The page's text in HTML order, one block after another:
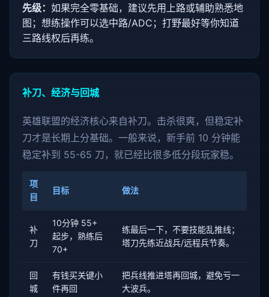
先级： 如果完全零基础，建议先用上路或辅助熟悉地
图；想练操作可以选中路/ADC；打野最好等你知道
三路线权后再练。
补刀、经济与回城
英雄联盟的经济核心来自补刀。击杀很爽，但稳定补
刀才是长期上分基础。一般来说，新手前 10 分钟能
稳定补到 55-65 刀，就已经比很多低分段玩家稳。
项
目
目标 做法
补
刀
10分钟 55+
起步，熟练后
70+
练最后一下，不要技能乱推线；
塔刀先练近战兵/远程兵节奏。
回
城
有钱买关键小
件再回
把兵线推进塔再回城，避免亏一
大波兵。